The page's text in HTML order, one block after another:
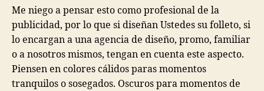
Me niego a pensar esto como profesional de la
publicidad, por lo que si diseñan Ustedes su folleto, si
lo encargan a una agencia de diseño, promo, familiar
o a nosotros mismos, tengan en cuenta este aspecto.
Piensen en colores cálidos paras momentos
tranquilos o sosegados. Oscuros para momentos de